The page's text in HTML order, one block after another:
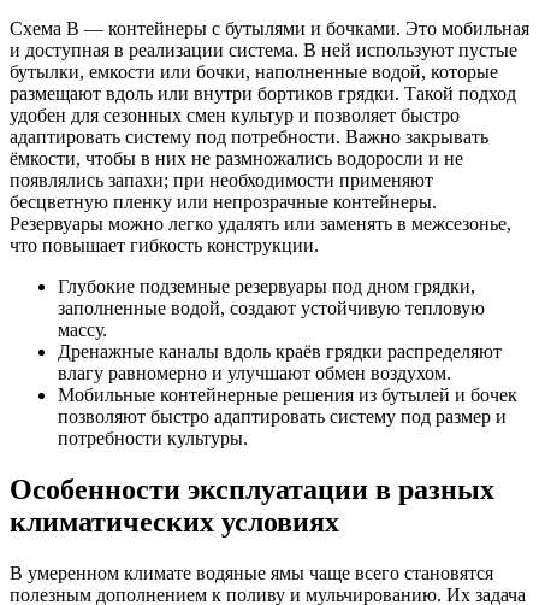
Схема В — контейнеры с бутылями и бочками. Это мобильная
и доступная в реализации система. В ней используют пустые
бутылки, емкости или бочки, наполненные водой, которые
размещают вдоль или внутри бортиков грядки. Такой подход
удобен для сезонных смен культур и позволяет быстро
адаптировать систему под потребности. Важно закрывать
ёмкости, чтобы в них не размножались водоросли и не
появлялись запахи; при необходимости применяют
бесцветную пленку или непрозрачные контейнеры.
Резервуары можно легко удалять или заменять в межсезонье,
что повышает гибкость конструкции.
Глубокие подземные резервуары под дном грядки,
заполненные водой, создают устойчивую тепловую
массу.
Дренажные каналы вдоль краёв грядки распределяют
влагу равномерно и улучшают обмен воздухом.
Мобильные контейнерные решения из бутылей и бочек
позволяют быстро адаптировать систему под размер и
потребности культуры.
Особенности эксплуатации в разных
климатических условиях
В умеренном климате водяные ямы чаще всего становятся
полезным дополнением к поливу и мульчированию. Их задача